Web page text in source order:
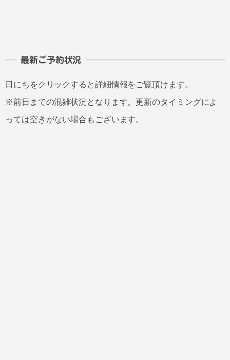
最新ご予約状況
日にちをクリックすると詳細情報をご覧頂けます。
※前日までの混雑状況となります。更新のタイミングによ
っては空きがない場合もございます。